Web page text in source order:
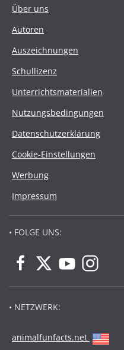
Über uns
Autoren
Auszeichnungen
Schullizenz
Unterrichtsmaterialien
Nutzungsbedingungen
Datenschutzerklärung
Cookie-Einstellungen
Werbung
Impressum
• FOLGE UNS:
• NETZWERK:
animalfunfacts.net